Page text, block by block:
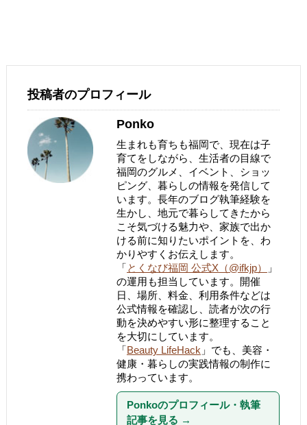
投稿者のプロフィール
Ponko
生まれも育ちも福岡で、現在は子
育てをしながら、生活者の目線で
福岡のグルメ、イベント、ショッ
ピング、暮らしの情報を発信して
います。長年のブログ執筆経験を
生かし、地元で暮らしてきたから
こそ気づける魅力や、家族で出か
ける前に知りたいポイントを、わ
かりやすくお伝えします。
「とくなび福岡 公式X（@ifkjp）
」
の運用も担当しています。開催
日、場所、料金、利用条件などは
公式情報を確認し、読者が次の行
動を決めやすい形に整理すること
を大切にしています。
「Beauty LifeHack 」でも、美容・
健康・暮らしの実践情報の制作に
携わっています。
Ponkoのプロフィール・執筆
記事を見る →